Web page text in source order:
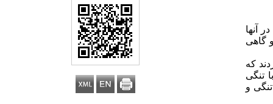
آنها
گاهی
کردند که
با تنگی
و